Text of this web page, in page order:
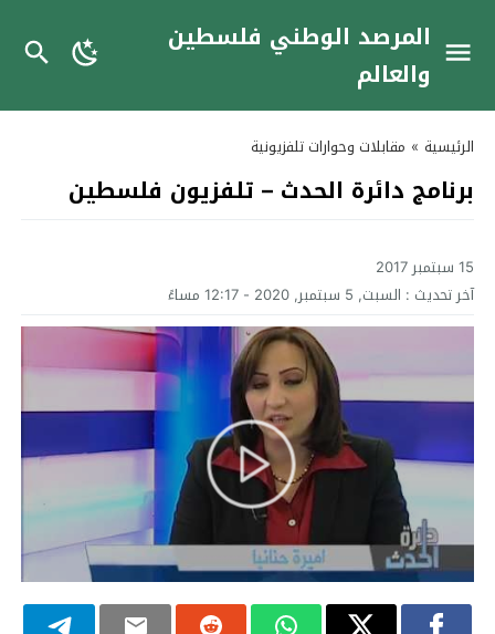
المرصد الوطني فلسطين
والعالم
الرئيسية » مقابلات وحوارات تلفزيونية
برنامج دائرة الحدث – تلفزيون فلسطين
15 سبتمبر 2017
آخر تحديث : السبت, 5 سبتمبر, 2020 - 12:17 مساءً